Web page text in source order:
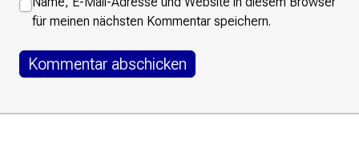
für meinen nächsten Kommentar speichern.